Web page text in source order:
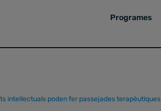
Programes
intel·lectuals poden fer passejades terapèutiques